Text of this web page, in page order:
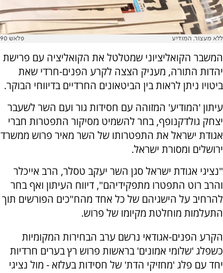
ללא מעצור. המודיע פלאש 90
המשבר הקואליציוני שמטלטל את הקואליציה עם פרישת
יהדות התורה, מעניק הצצה לקרע הפנים-חרדי שאת
ביטויו ניתן לראות בין הביטאונים החרדיים בדיווחי הבוקר.
עיתון 'המודיע' המזוהה עם חסידות גור ועם השר לשעבר
יצחק גולדקנופף, בחר להשמיט מסיקור התפטרות חברי
אגודת ישראל את התפטרותו של השר מאיר פרוש ממשרד
ירושלים ומסורת ישראל.
"נציגי אגודת ישראל סגן השר יעקב טסלר, הרב אייכלר
והרב רוט התפטרו מתפקידיהם", דיווח העיתון ואף בחר
להרחיב על הישגיהם של כל אחד מהח"כים הפורשים תוך
התעלמות מוחלטת מקיומו של פרוש.
הקרע הפנים-אגודאי נרשם ערב הבחירות המקומיות
כשפלג 'שלומי אמונים' בראשות פרוש רץ בערים חרדיות
יחד עם פלג 'מחזיקי הדת' של חסידות בעלזא - מול נציגי